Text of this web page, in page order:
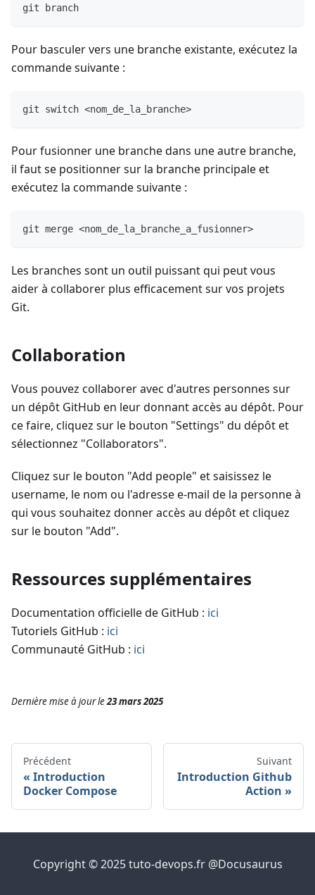
git branch
Pour basculer vers une branche existante, exécutez la
commande suivante :
git switch <nom_de_la_branche>
Pour fusionner une branche dans une autre branche,
il faut se positionner sur la branche principale et
exécutez la commande suivante :
git merge <nom_de_la_branche_a_fusionner>
Les branches sont un outil puissant qui peut vous
aider à collaborer plus efficacement sur vos projets
Git.
Collaboration
Vous pouvez collaborer avec d'autres personnes sur
un dépôt GitHub en leur donnant accès au dépôt. Pour
ce faire, cliquez sur le bouton "Settings" du dépôt et
sélectionnez "Collaborators".
Cliquez sur le bouton "Add people" et saisissez le
username, le nom ou l'adresse e-mail de la personne à
qui vous souhaitez donner accès au dépôt et cliquez
sur le bouton "Add".
Ressources supplémentaires
Documentation officielle de GitHub : ici
Tutoriels GitHub : ici
Communauté GitHub : ici
Dernière mise à jourle23 mars 2025
Précédent
Introduction
Docker Compose
Suivant
Introduction Github
Action
Copyright © 2025 tuto-devops.fr @Docusaurus